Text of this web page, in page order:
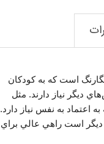
است كه به كودكان
ديگر نياز دارند. مثل
اعتماد به نفس نياز دارد.
است راهي عالي براي